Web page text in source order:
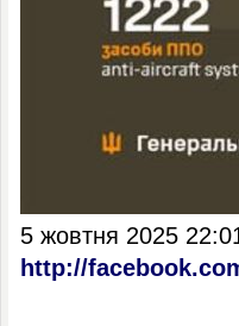
5 жовтня 2025
http://